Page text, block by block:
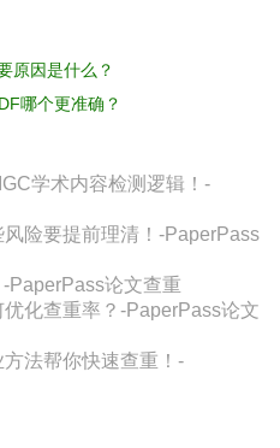
原因是什么？
哪个更准确？
学术内容检测逻辑！-
险要提前理清！-PaperPass
PaperPass论文查重
化查重率？-PaperPass论文
法帮你快速查重！-